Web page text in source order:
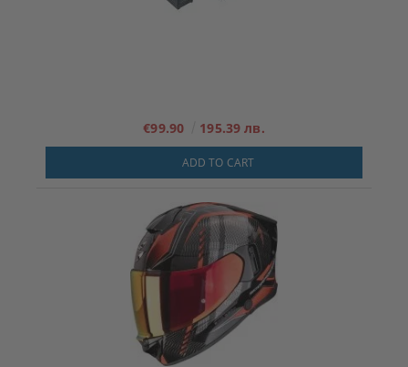
€99.90 195.39 лв.
ADD TO CART